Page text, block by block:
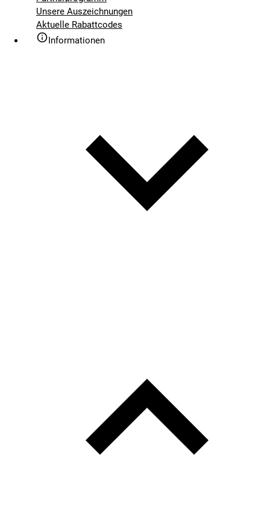
Unsere Auszeichnungen
Aktuelle Rabattcodes
Informationen